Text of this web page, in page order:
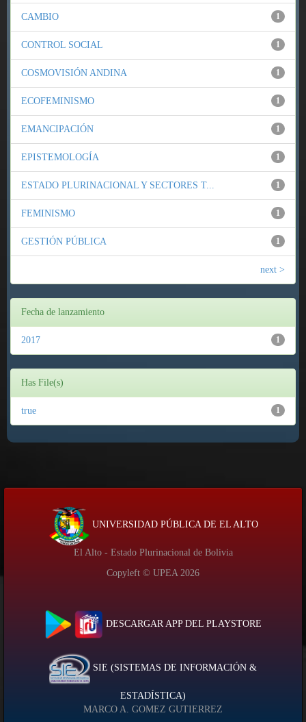
1
CAMBIO
1
CONTROL SOCIAL
1
COSMOVISIÓN ANDINA
1
ECOFEMINISMO
1
EMANCIPACIÓN
1
EPISTEMOLOGÍA
1
ESTADO PLURINACIONAL Y SECTORES T...
1
FEMINISMO
1
GESTIÓN PÚBLICA
next >
Fecha de lanzamiento
1
2017
Has File(s)
1
true
UNIVERSIDAD PÚBLICA DE EL ALTO
El Alto - Estado Plurinacional de Bolivia
Copyleft © UPEA 2026
DESCARGAR APP DEL PLAYSTORE
SIE (SISTEMAS DE INFORMACIÓN &
ESTADÍSTICA)
MARCO A. GOMEZ GUTIERREZ